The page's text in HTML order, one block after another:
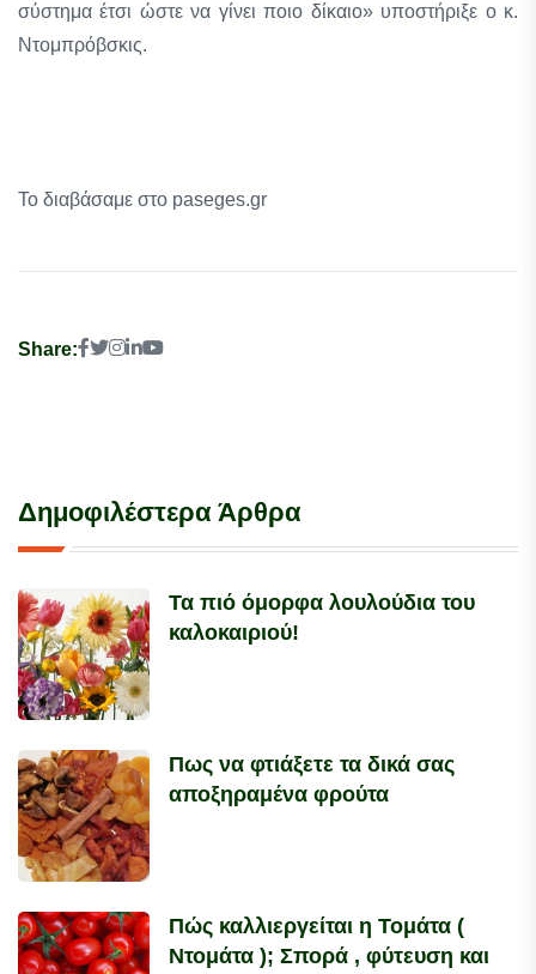
σύστημα έτσι ώστε να γίνει ποιο δίκαιο» υποστήριξε ο κ.
Ντομπρόβσκις.
Το διαβάσαμε στο paseges.gr
Share:
Δημοφιλέστερα Άρθρα
Τα πιό όμορφα λουλούδια του
καλοκαιριού!
Πως να φτιάξετε τα δικά σας
αποξηραμένα φρούτα
Πώς καλλιεργείται η Τομάτα (
Ντομάτα ); Σπορά , φύτευση και